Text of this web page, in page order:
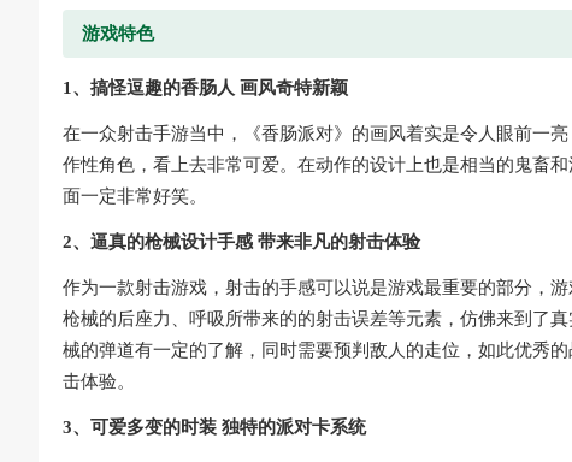
游戏特色
1、搞怪逗趣的香肠人 画风奇特新颖
在一众射击手游当中，《香肠派对》的画风着实是令人眼前一
作性角色，看上去非常可爱。在动作的设计上也是相当的鬼畜
面一定非常好笑。
2、逼真的枪械设计手感 带来非凡的射击体验
作为一款射击游戏，射击的手感可以说是游戏最重要的部分，
枪械的后座力、呼吸所带来的的射击误差等元素，仿佛来到了
械的弹道有一定的了解，同时需要预判敌人的走位，如此优秀
击体验。
3、可爱多变的时装 独特的派对卡系统